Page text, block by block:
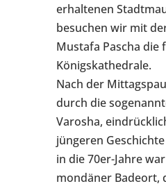
erhaltenen
besuchen wir mit
Mustafa Pascha die
Königskathedrale.
Nach der
durch die
Varosha,
jüngeren
in die 70er-Jahre
mondäner Badeort,